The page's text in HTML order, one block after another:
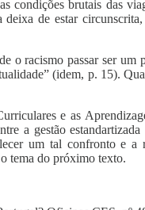
brutais das
de estar
racismo passar ser
(idem, p. 15).
e as
a gestão
um tal confronto e a
tema do próximo texto.